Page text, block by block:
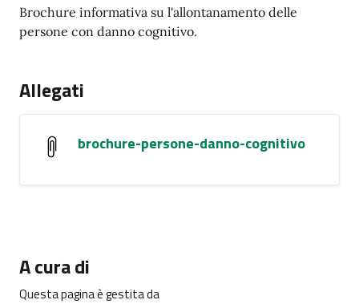
Brochure informativa su l'allontanamento delle
persone con danno cognitivo.
Allegati
brochure-persone-danno-cognitivo
A cura di
Questa pagina è gestita da